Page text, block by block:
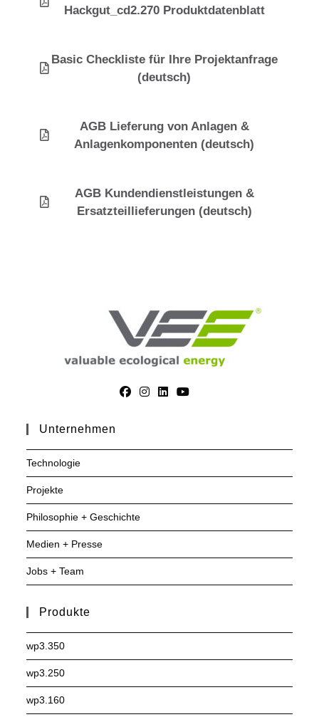
Hackgut_cd2.270 Produktdatenblatt
Basic Checkliste für Ihre Projektanfrage
(deutsch)
AGB Lieferung von Anlagen &
Anlagenkomponenten (deutsch)
AGB Kundendienstleistungen &
Ersatzteillieferungen (deutsch)
Unternehmen
Technologie
Projekte
Philosophie + Geschichte
Medien + Presse
Jobs + Team
Produkte
wp3.350
wp3.250
wp3.160